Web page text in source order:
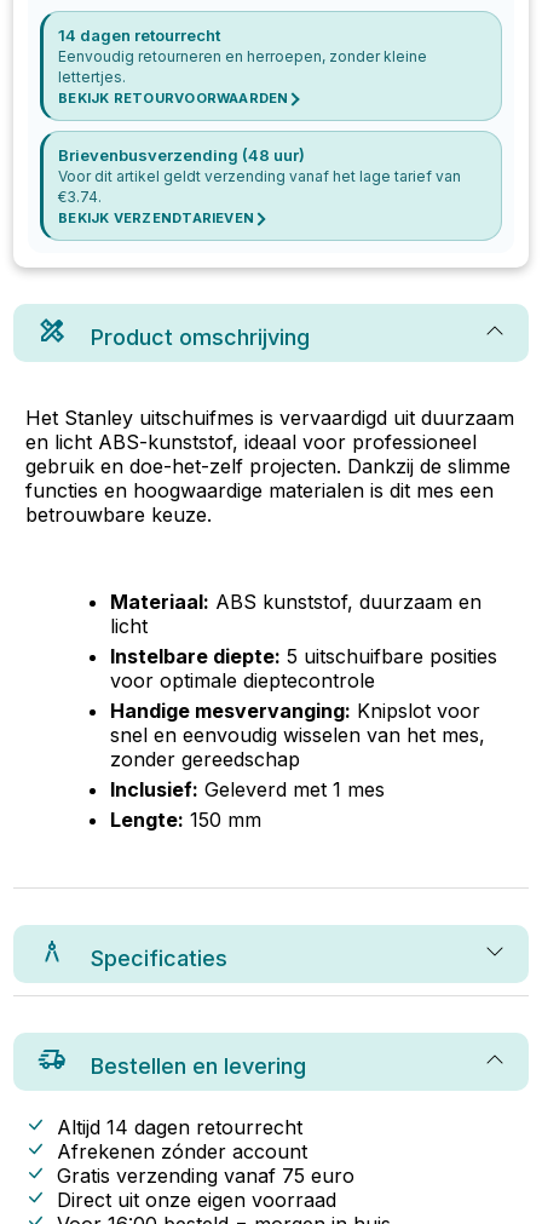
14 dagen retourrecht
Eenvoudig retourneren en herroepen, zonder kleine
lettertjes.
BEKIJK RETOURVOORWAARDEN
Brievenbusverzending (48 uur)
Voor dit artikel geldt verzending vanaf het lage tarief van
€3.74.
BEKIJK VERZENDTARIEVEN
Product omschrijving
Het Stanley uitschuifmes is vervaardigd uit duurzaam
en licht ABS-kunststof, ideaal voor professioneel
gebruik en doe-het-zelf projecten. Dankzij de slimme
functies en hoogwaardige materialen is dit mes een
betrouwbare keuze.
Materiaal: ABS kunststof, duurzaam en
licht
Instelbare diepte: 5 uitschuifbare posities
voor optimale dieptecontrole
Handige mesvervanging: Knipslot voor
snel en eenvoudig wisselen van het mes,
zonder gereedschap
Inclusief: Geleverd met 1 mes
Lengte: 150 mm
Specificaties
Bestellen en levering
Altijd 14 dagen retourrecht
Afrekenen zónder account
Gratis verzending vanaf 75 euro
Direct uit onze eigen voorraad